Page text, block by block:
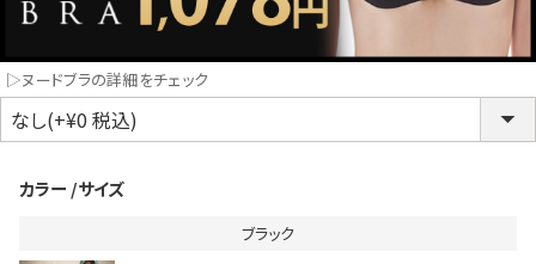
同一商品まとめ買いキャンペーン
▷ヌードブラの詳細をチェック
カラー サイズ
ブラック